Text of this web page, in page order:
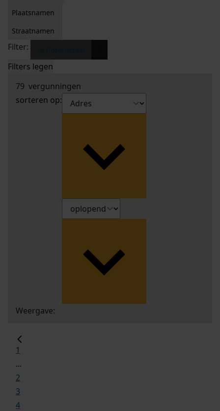
Plaatsnamen
Straatnamen
Filter:
Filters legen
79 vergunningen
sorteren op:
Weergave:
1
...
2
3
4